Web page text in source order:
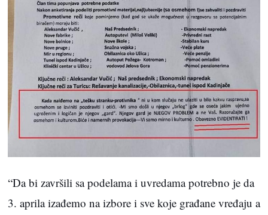
“Da bi završili sa podelama i uvredama potrebno je da
3. aprila izađemo na izbore i sve koje građane vređaju a